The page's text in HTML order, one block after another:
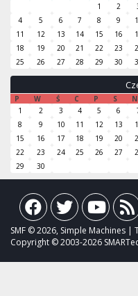
1
2
4
5 6 7 8 9
11
12 13 14 15 16
18
19 20 21 22 23
25
26 27 28 29 30
P W Ś C P S
N
1
2 3 4 5 6
8
9 10 11 12 13
15
16 17 18 19 20
22
23 24 25 26 27
29
30
SMF © 2026, Simple Machines |
Copyright © 2003-2026